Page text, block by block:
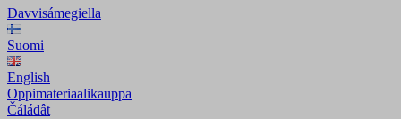
Davvisámegiella
Suomi
English
Oppimateriaalikauppa
Čáládât